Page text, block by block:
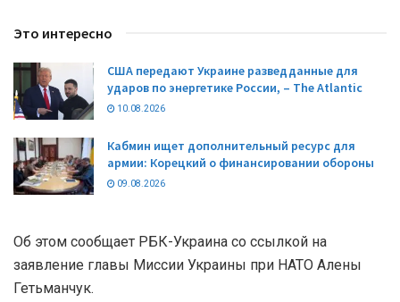
Это интересно
США передают Украине разведданные для
ударов по энергетике России, – The Atlantic
10.08.2026
Кабмин ищет дополнительный ресурс для
армии: Корецкий о финансировании обороны
09.08.2026
Об этом сообщает РБК-Украина со ссылкой на
заявление главы Миссии Украины при НАТО Алены
Гетьманчук.